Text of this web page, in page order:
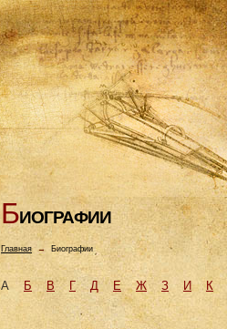
БИОГРАФИИ
Главная→ Биографии
АБ В Г Д Е Ж З И К